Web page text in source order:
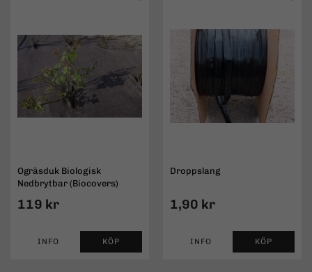
Ogräsduk Biologisk
Nedbrytbar (Biocovers)
119 kr
INFO KÖP
Droppslang
1,90 kr
INFO KÖP